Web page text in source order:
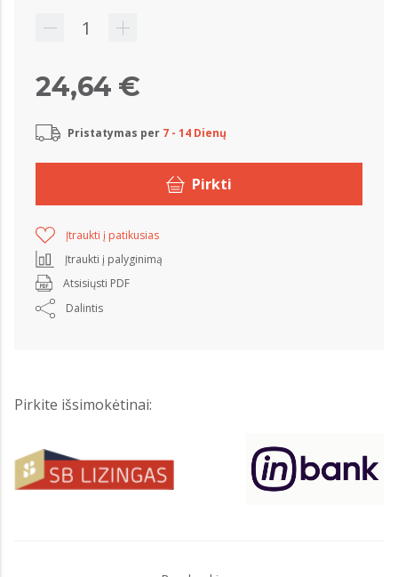
24,64 €
Pristatymas per 7 - 14 Dienų
Pirkti
Įtraukti į patikusias
Įtraukti į palyginimą
Atsisiųsti PDF
Dalintis
Pirkite išsimokėtinai: